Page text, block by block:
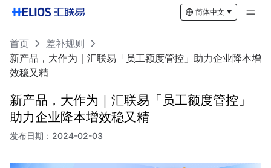
简体中文
首页
差补规则
新产品，大作为｜汇联易「员工额度管控」助力企业降本增
效稳又精
新产品，大作为｜汇联易「员工额度管控」
助力企业降本增效稳又精
发布日期： 2024-02-03